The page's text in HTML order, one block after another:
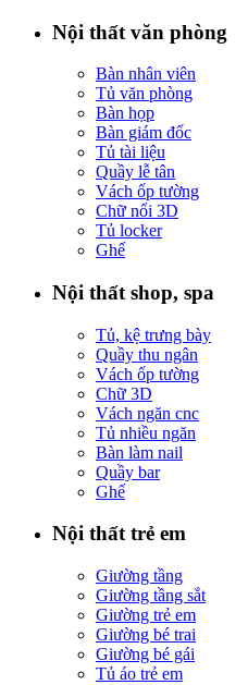
Nội thất văn phòng
Bàn nhân viên
Tủ văn phòng
Bàn họp
Bàn giám đốc
Tủ tài liệu
Quầy lễ tân
Vách ốp tường
Chữ nổi 3D
Tủ locker
Ghế
Nội thất shop, spa
Tủ, kệ trưng bày
Quầy thu ngân
Vách ốp tường
Chữ 3D
Vách ngăn cnc
Tủ nhiều ngăn
Bàn làm nail
Quầy bar
Ghế
Nội thất trẻ em
Giường tầng
Giường tầng sắt
Giường trẻ em
Giường bé trai
Giường bé gái
Tủ áo trẻ em